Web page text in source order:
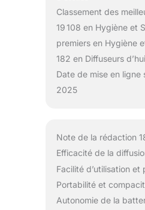
Classement des
19 108 en Hygiène et
premiers en Hygiène
182 en Diffuseurs
Date de mise en
2025
Note de la rédaction
Efficacité de la
Facilité d’utilisation et
Portabilité et
Autonomie de la